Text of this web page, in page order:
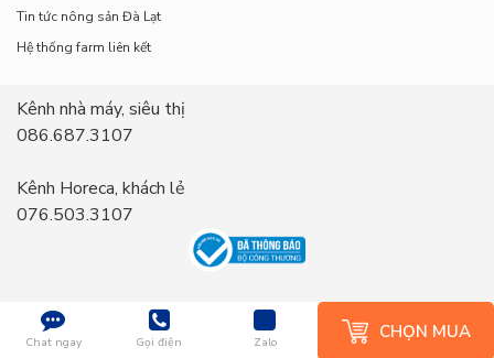
ngon, không bị dập nát hay úa vàng.
dụng.
thơm ngon, mang lại nhiều lợi ích cho sức khỏe.
Hãy thêm củ cải Hàn Quốc vào thực đơn hàng ngày
khỏe cho bản thân và gia đình.
Chat ngay Gọi điện Zalo
CHỌN MUA
Tin tức nông sản Đà Lạt
Hệ thống farm liên kết
Kênh nhà máy, siêu thị
086.687.3107
Kênh Horeca, khách lẻ
076.503.3107